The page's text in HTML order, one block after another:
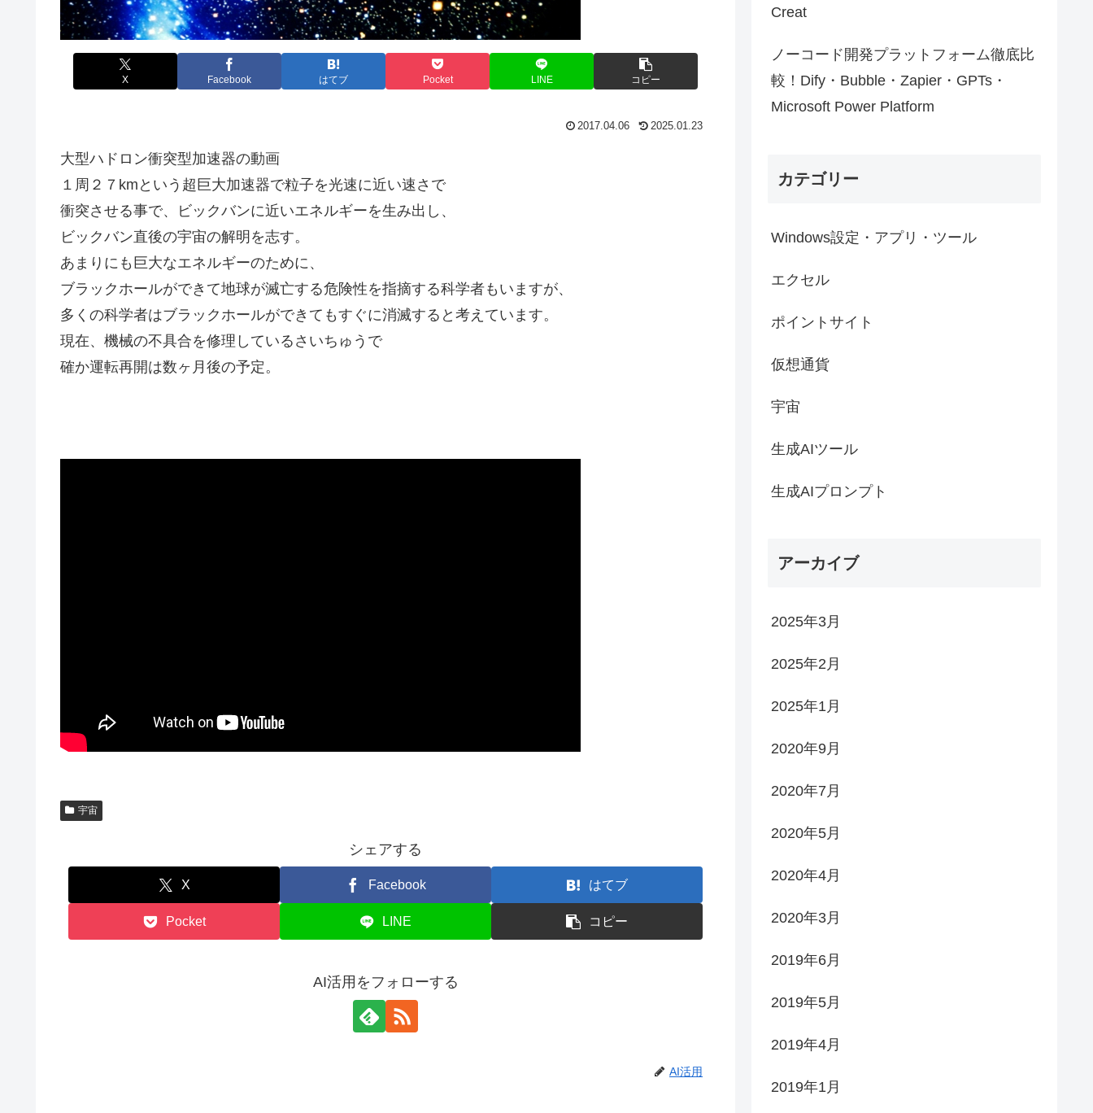
X Facebook はてブ Pocket LINE コピー
2017.04.06 2025.01.23
大型ハドロン衝突型加速器の動画
１周２７kmという超巨大加速器で粒子を光速に近い速さで
衝突させる事で、ビックバンに近いエネルギーを生み出し、
ビックバン直後の宇宙の解明を志す。
あまりにも巨大なエネルギーのために、
ブラックホールができて地球が滅亡する危険性を指摘する科学者もいますが、
多くの科学者はブラックホールができてもすぐに消滅すると考えています。
現在、機械の不具合を修理しているさいちゅうで
確か運転再開は数ヶ月後の予定。
宇宙
シェアする
X Facebook はてブ
Pocket LINE コピー
AI活用をフォローする
AI活用
Creat
ノーコード開発プラットフォーム徹底比
較！Dify・Bubble・Zapier・GPTs・
Microsoft Power Platform
カテゴリー
Windows設定・アプリ・ツール
エクセル
ポイントサイト
仮想通貨
宇宙
生成AIツール
生成AIプロンプト
アーカイブ
2025年3月
2025年2月
2025年1月
2020年9月
2020年7月
2020年5月
2020年4月
2020年3月
2019年6月
2019年5月
2019年4月
2019年1月